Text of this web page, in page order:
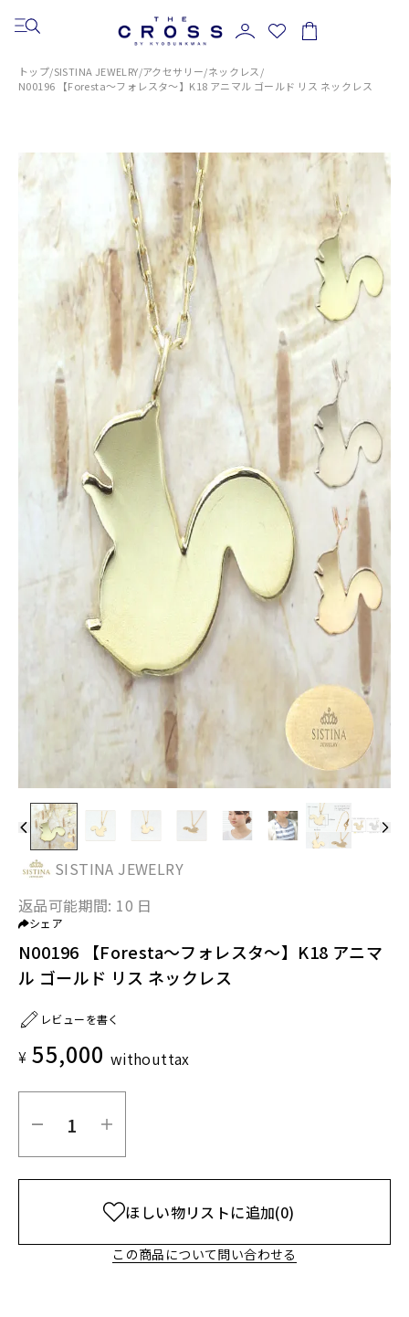
トップ/SISTINA JEWELRY/アクセサリー/ネックレス /
N00196 【Foresta～フォレスタ～】K18 アニマル ゴールド リス ネックレス
SISTINA JEWELRY
返品可能期間: 10 日
シェア
N00196 【Foresta～フォレスタ～】K18 アニマ
ル ゴールド リス ネックレス
レビューを書く
¥ 55,000 withouttax
ほしい物リストに追加(0)
この商品について問い合わせる